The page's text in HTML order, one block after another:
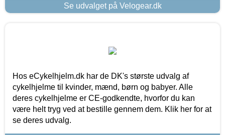
Se udvalget på Velogear.dk
Hos eCykelhjelm.dk har de DK's største udvalg af
cykelhjelme til kvinder, mænd, børn og babyer. Alle
deres cykelhjelme er CE-godkendte, hvorfor du kan
være helt tryg ved at bestille gennem dem. Klik her for at
se deres udvalg.